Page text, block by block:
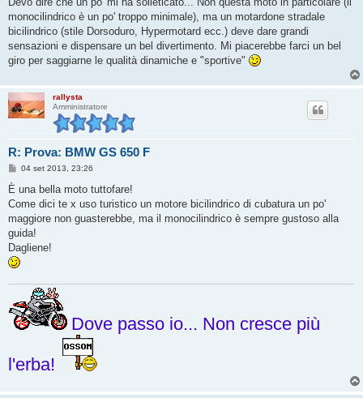
a
g
i
o
monocilindrico è un po' troppo minimale), ma un motardone stradale
bicilindrico (stile Dorsoduro, Hypermotard ecc.) deve dare grandi
sensazioni e dispensare un bel divertimento. Mi piacerebbe farci un bel
giro per saggiarne le qualità dinamiche e "sportive"
rallysta
Amministratore
R: Prova: BMW GS 650 F
M
s
a
g
i
o
04 set 2013, 23:26
È una bella moto tuttofare!
Come dici te x uso turistico un motore bicilindrico di cubatura un po'
maggiore non guasterebbe, ma il monocilindrico è sempre gustoso alla
guida!
Dagliene!
Dove passo io... Non cresce più
l'erba!